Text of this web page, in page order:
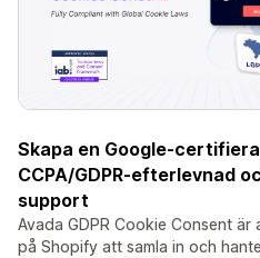
Skapa en Google-
CCPA/GDPR-efterlevnad
support
Avada GDPR Cookie Consent
på Shopify att samla in och